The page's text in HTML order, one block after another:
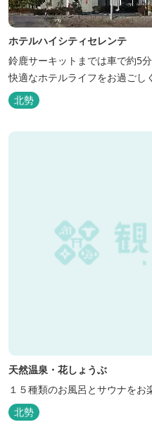
ホテルハイシティセレンテ
鈴鹿サーキットまでは車で約5
快適なホテルライフをお過ごし
北勢
天然温泉・花しょうぶ
１５種類のお風呂とサウナをお
北勢